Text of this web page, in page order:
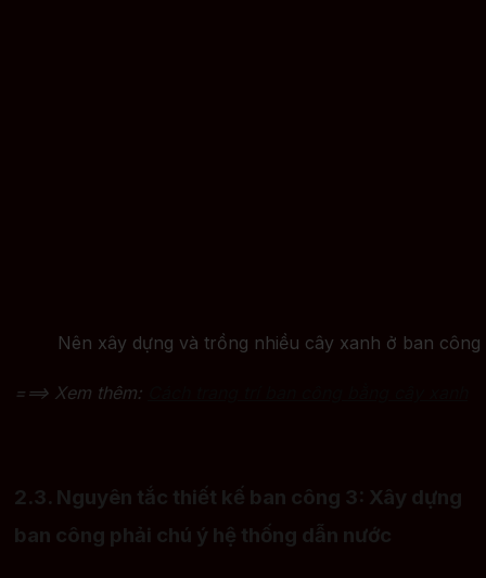
Nên xây dựng và trồng nhiều cây xanh ở ban công
===> Xem thêm:
2.3. Nguyên tắc thiết kế ban công 3: Xây dựng
ban công phải chú ý hệ thống dẫn nước